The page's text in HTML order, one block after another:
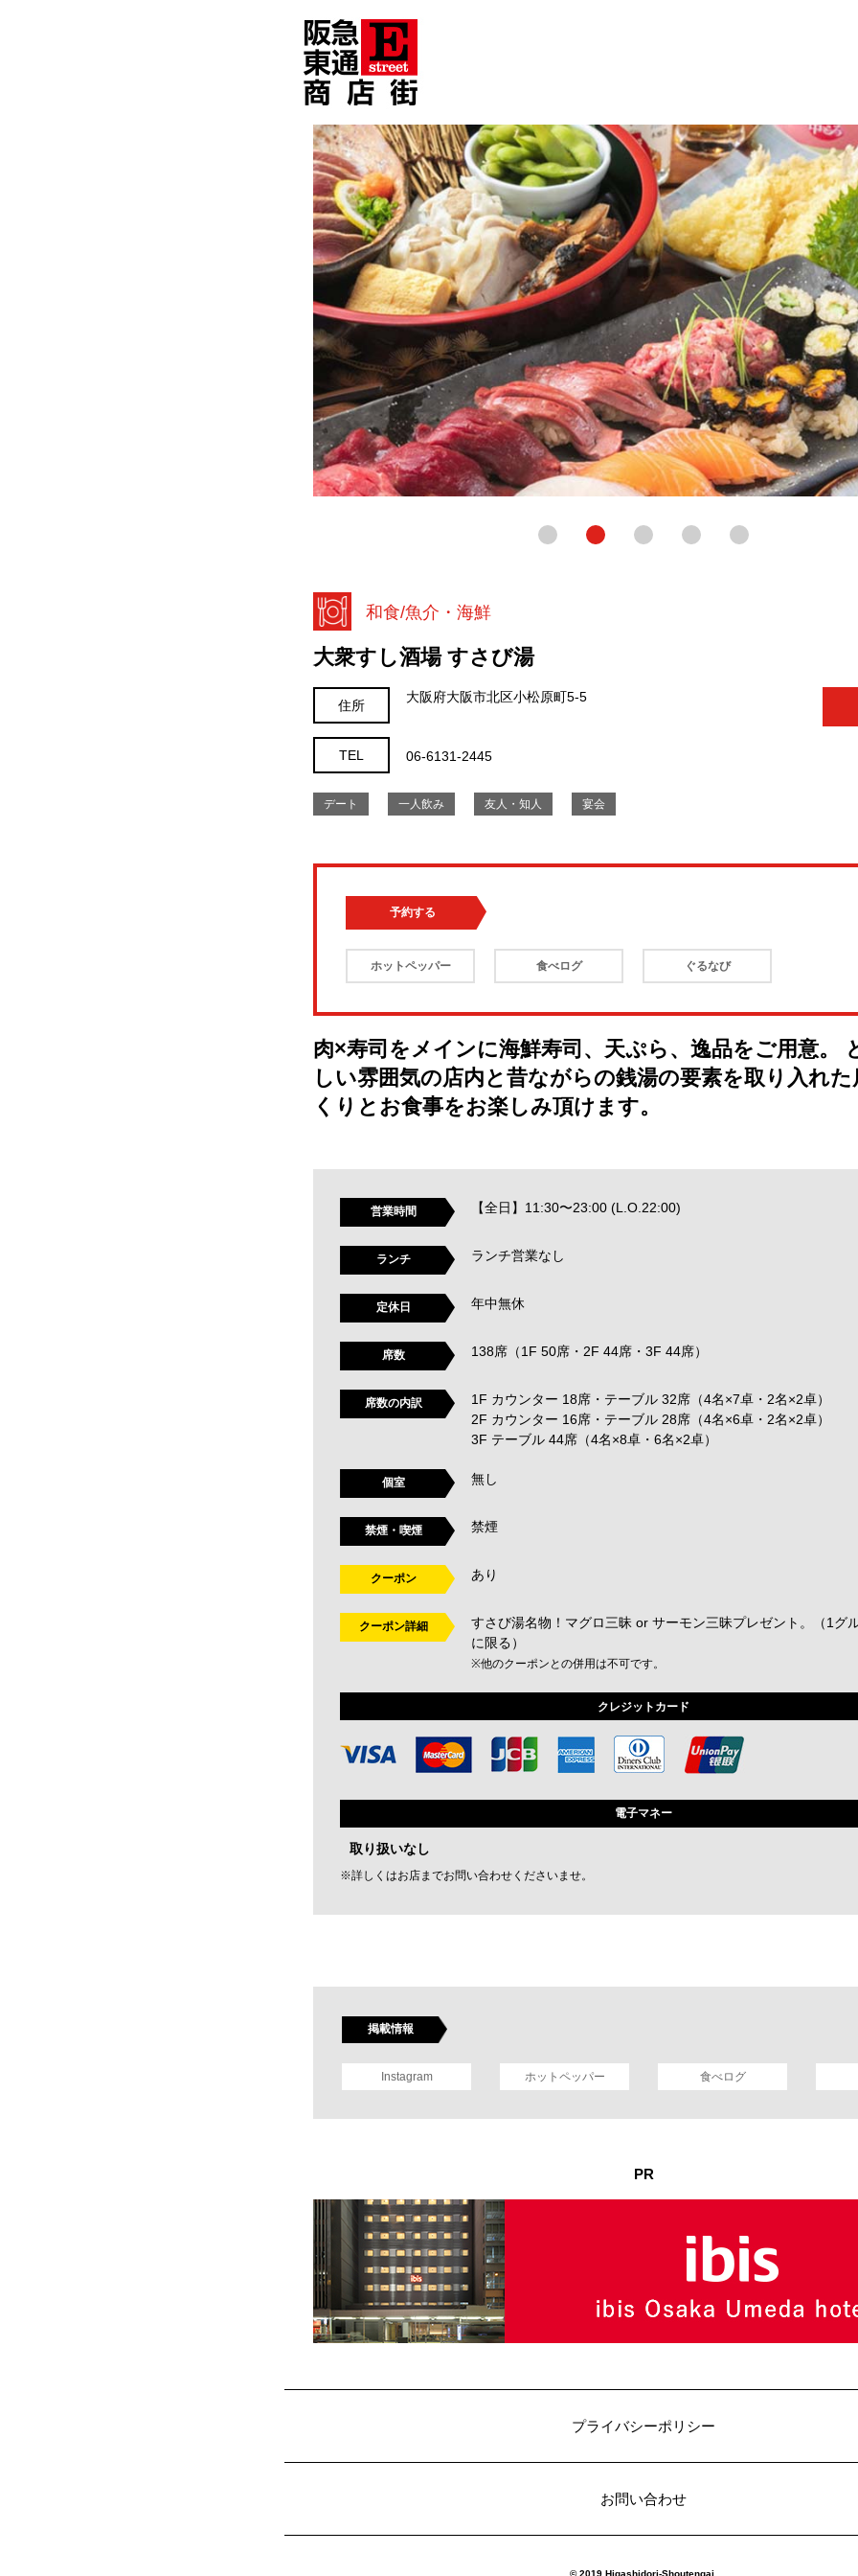
和食 魚介・海鮮
大衆すし酒場 すさび湯
住所
大阪府大阪市北区小松原町5-5
TEL 06-6131-2445
デート 一人飲み 友人・知人 宴会
予約する
ホットペッパー 食べログ ぐるなび
肉×寿司をメインに海鮮寿司、天ぷら、逸品をご用意。
しい雰囲気の店内と昔ながらの銭湯の要素を取り入れ
くりとお食事をお楽しみ頂けます。
営業時間 【全日】11:30〜23:00 (L.O.22:00)
ランチ ランチ営業なし
定休日 年中無休
席数 138席（1F 50席・2F 44席・3F 44席）
席数の内訳
1F カウンター 18席・テーブル 32席（4名×7卓・2名×2卓）
2F カウンター 16席・テーブル 28席（4名×6卓・2名×2卓）
3F テーブル 44席（4名×8卓・6名×2卓）
個室 無し
禁煙・喫煙 禁煙
クーポン あり
クーポン詳細
すさび湯名物！マグロ三昧 or サーモン三昧プレゼント。（1グ
に限る）
※他のクーポンとの併用は不可です。
クレジットカード
電子マネー
取り扱いなし
※詳しくはお店までお問い合わせくださいませ。
掲載情報
Instagram ホットペッパー 食べログ
PR
プライバシーポリシー
お問い合わせ